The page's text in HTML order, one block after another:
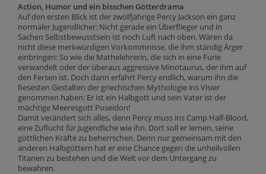
Action, Humor und ein bisschen Götterdrama
Auf den ersten Blick ist der zwölfjährige Percy Jackson ein ganz
normaler Jugendlicher: Nicht gerade ein Überflieger und in
Sachen Selbstbewusstsein ist noch Luft nach oben. Wären da
nicht diese merkwürdigen Vorkommnisse, die ihm ständig Ärger
einbringen: So wie die Mathelehrerin, die sich in eine Furie
verwandelt oder der überaus aggressive Minotaurus, der ihm auf
den Fersen ist. Doch dann erfährt Percy endlich, warum ihn die
fiesesten Gestalten der griechischen Mythologie ins Visier
genommen haben: Er ist ein Halbgott und sein Vater ist der
mächtige Meeresgott Poseidon!
Damit verändert sich alles, denn Percy muss ins Camp Half-Blood,
eine Zuflucht für Jugendliche wie ihn. Dort soll er lernen, seine
göttlichen Kräfte zu beherrschen. Denn nur gemeinsam mit den
anderen Halbgöttern hat er eine Chance gegen die unheilvollen
Titanen zu bestehen und die Welt vor dem Untergang zu
bewahren.